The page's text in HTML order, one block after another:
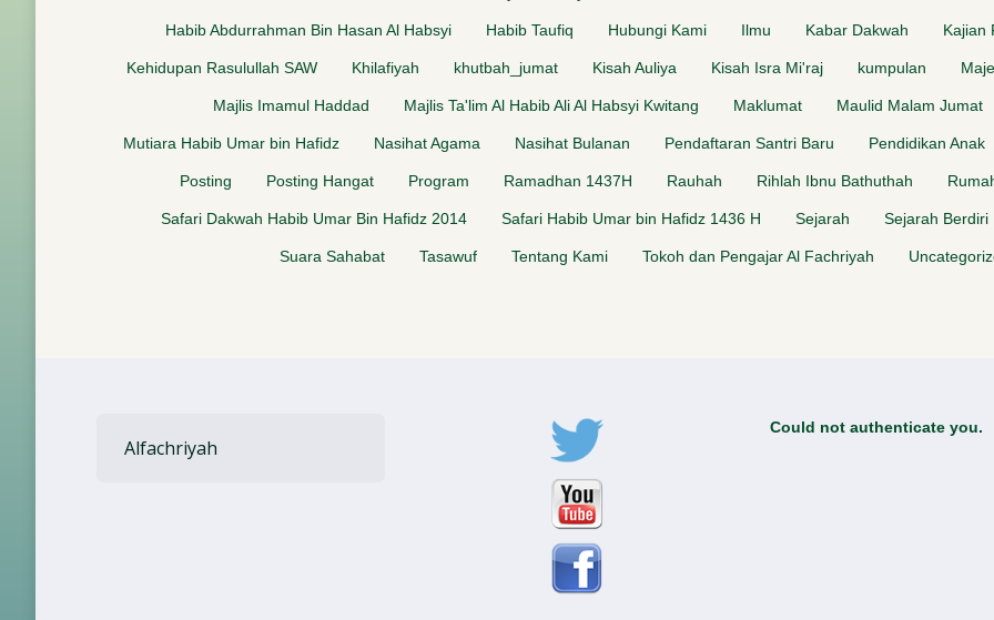
Habib Abdurrahman Bin Hasan Al Habsyi Habib Taufiq Hubungi Kami Ilmu Kabar Dakwah Kajian
Kehidupan Rasulullah SAW Khilafiyah khutbah_jumat Kisah Auliya Kisah Isra Mi'raj kumpulan
Majlis Imamul Haddad Majlis Ta'lim Al Habib Ali Al Habsyi Kwitang Maklumat Maulid Malam Jumat
Mutiara Habib Umar bin Hafidz Nasihat Agama Nasihat Bulanan Pendaftaran Santri Baru Pendidikan Anak
Posting Posting Hangat Program Ramadhan 1437H Rauhah Rihlah Ibnu Bathuthah
Safari Dakwah Habib Umar Bin Hafidz 2014 Safari Habib Umar bin Hafidz 1436 H Sejarah Sejarah Berdiri
Suara Sahabat Tasawuf Tentang Kami Tokoh dan Pengajar Al Fachriyah
Alfachriyah
Could not authenticate you.